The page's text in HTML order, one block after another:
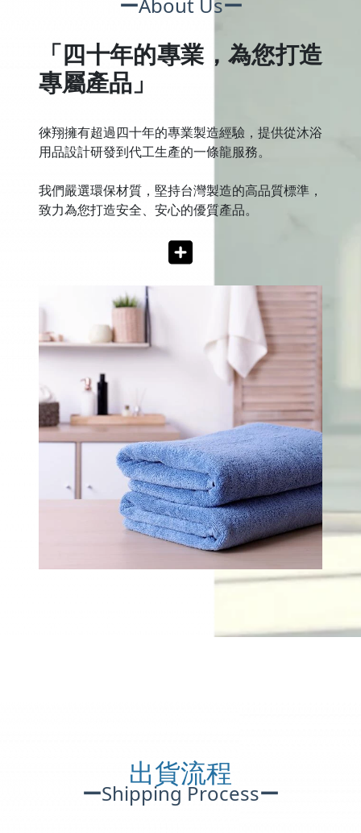
「四十年的專業，為您打造
專屬產品」
徠翔擁有超過四十年的專業製造經驗，提供從沐浴
用品設計研發到代工生產的一條龍服務。
我們嚴選環保材質，堅持台灣製造的高品質標準，
致力為您打造安全、安心的優質產品。
出貨流程
ーShipping Processー